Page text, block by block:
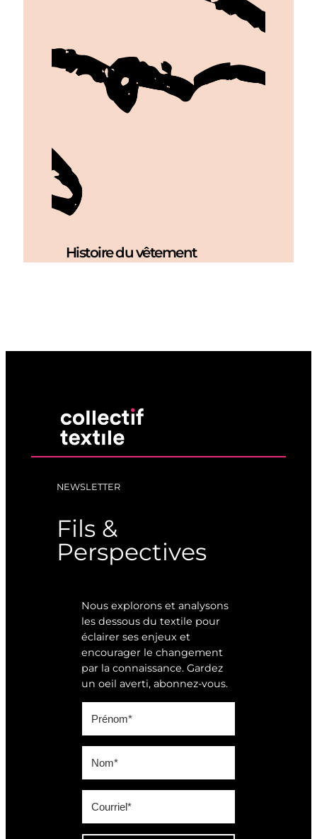
Histoire du vêtement
NEWSLETTER
Fils &
Perspectives
Nous explorons et analysons
les dessous du textile pour
éclairer ses enjeux et
encourager le changement
par la connaissance. Gardez
un oeil averti, abonnez-vous.